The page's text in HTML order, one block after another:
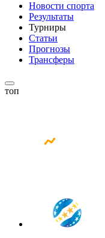
Новости спорта
Результаты
Турниры
Статьи
Прогнозы
Трансферы
топ